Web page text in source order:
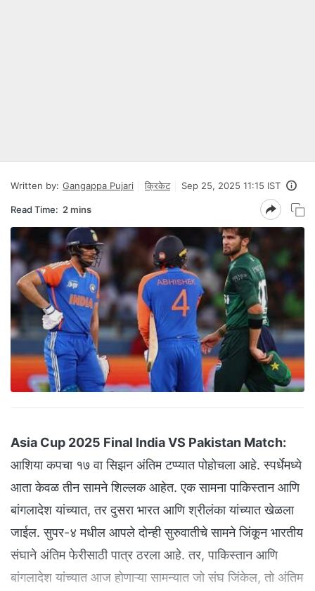
Written by: Gangappa Pujari क्रिकेट Sep 25, 2025 11:15 IST
Read Time: 2 mins
Asia Cup 2025 Final India VS Pakistan Match:
आशिया कपचा १७ वा सिझन अंतिम टप्प्यात पोहोचला आहे. स्पर्धेमध्ये
आता केवळ तीन सामने शिल्लक आहेत. एक सामना पाकिस्तान आणि
बांगलादेश यांच्यात, तर दुसरा भारत आणि श्रीलंका यांच्यात खेळला
जाईल. सुपर-४ मधील आपले दोन्ही सुरुवातीचे सामने जिंकून भारतीय
संघाने अंतिम फेरीसाठी पात्र ठरला आहे. तर, पाकिस्तान आणि
बांगलादेश यांच्यात आज होणाऱ्या सामन्यात जो संघ जिंकेल, तो अंतिम